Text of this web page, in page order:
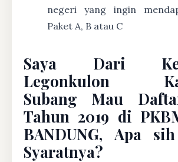
negeri yang ingin
Paket A, B atau C
Saya Dari
Legonkulon
Subang Mau
Tahun 2019 di
BANDUNG, Apa
Syaratnya?